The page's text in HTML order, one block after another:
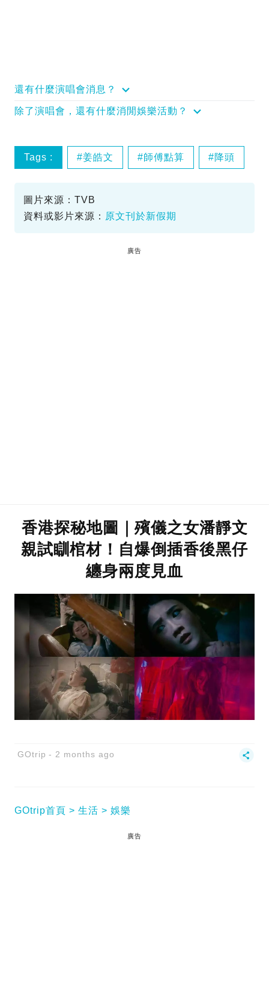
還有什麼演唱會消息？
除了演唱會，還有什麼消閒娛樂活動？
Tags : 姜皓文 師傅點算 降頭
圖片來源：TVB
資料或影片來源： 原文刊於新假期
廣告
香港探秘地圖｜殯儀之女潘靜文
親試瞓棺材！自爆倒插香後黑仔
纏身兩度見血
GOtrip 2 months ago
GOtrip首頁 生活 娛樂
廣告